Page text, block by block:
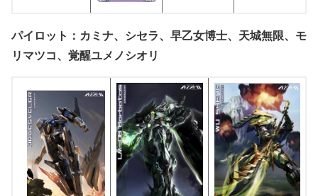
パイロット：カミナ、シセラ、早乙女博士、天城無限、モ
リマツコ、覚醒ユメノシオリ